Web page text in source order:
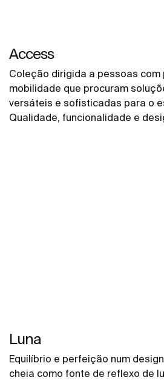
Access
Coleção dirigida a pessoas com
mobilidade que procuram
versáteis e sofisticadas para o
Qualidade, funcionalidade e
Luna
Equilíbrio e perfeição num
cheia como fonte de reflexo de